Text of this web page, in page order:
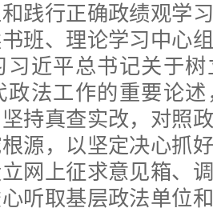
践行正确政绩观学
班、理论学习中心
习近平总书记关于
政法工作的重要论
持真查实改，对照
源，以坚定决心抓
网上征求意见箱、
听取基层政法单位